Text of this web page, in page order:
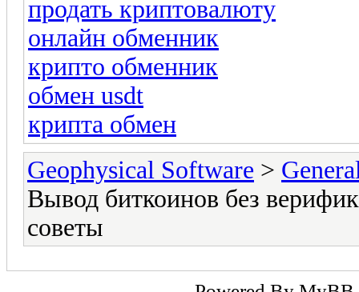
продать криптовалюту
онлайн обменник
крипто обменник
обмен usdt
крипта обмен
Geophysical Software >
Вывод биткоинов без
советы